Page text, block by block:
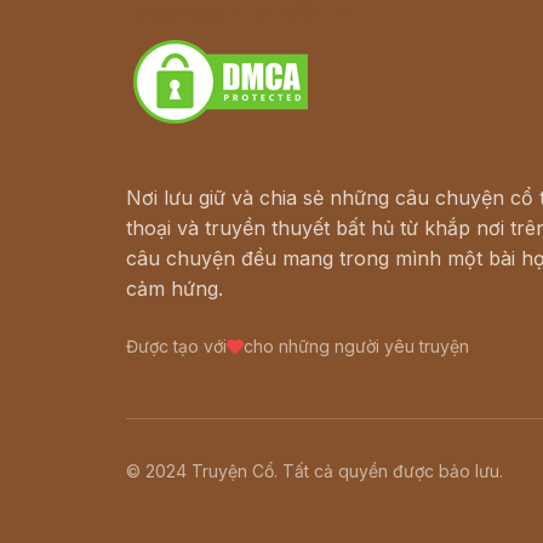
Nơi lưu giữ và chia sẻ những câu chuyện cổ
thoại và truyền thuyết bất hủ từ khắp nơi
câu chuyện đều mang trong mình một bài
cảm hứng.
Được tạo với cho những người yêu truyện
© 2024 Truyện Cổ. Tất cả quyền được bảo lưu.